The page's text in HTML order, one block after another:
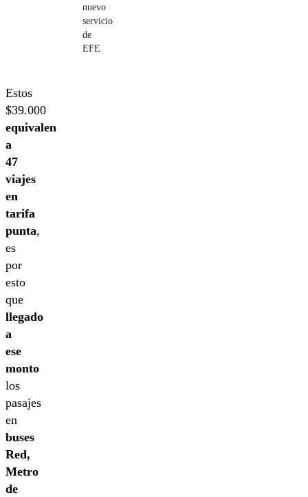
nuevo
servicio
de
EFE
Estos
$39.000
equivalen
a
47
viajes
en
tarifa
punta,
es
por
esto
que
llegado
a
ese
monto
los
pasajes
en
buses
Red,
Metro
de